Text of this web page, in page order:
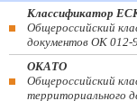
Классификатор
Общероссийский
документов ОК 012-
ОКАТО
Общероссийский
территориального